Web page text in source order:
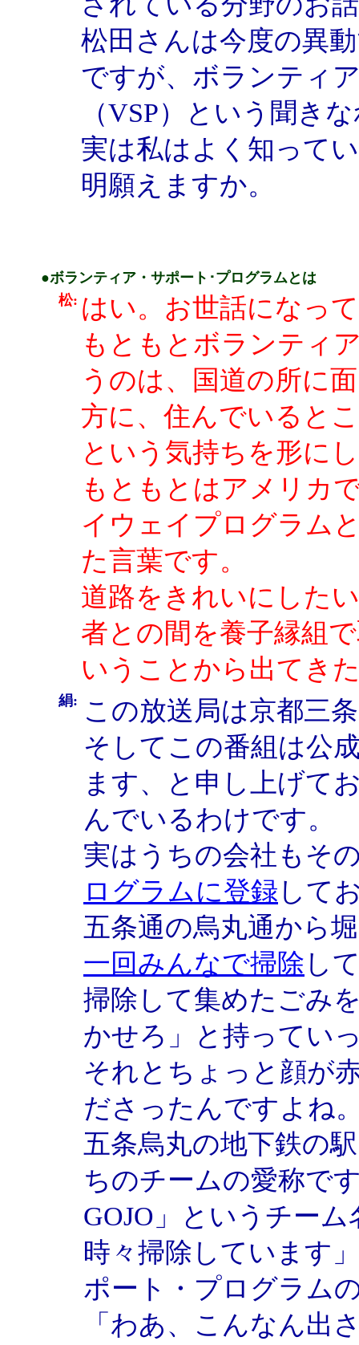
松田さんは今度の異
ですが、ボランティ
（VSP）という聞き
実は私はよく知って
明願えますか。
●ボランティア・サポート･プログラムとは
松: はい。お世話になっ
もともとボランティ
うのは、国道の所に
方に、住んでいると
という気持ちを形に
もともとはアメリカ
イウェイプログラム
た言葉です。
道路をきれいにした
者との間を養子縁組
いうことから出てき
絹: この放送局は京都三
そしてこの番組は公
ます、と申し上げて
んでいるわけです。
実はうちの会社もそ
ログラムに登録 して
五条通の烏丸通から
一回みんなで掃除 し
掃除して集めたごみ
かせろ」と持ってい
それとちょっと顔が
ださったんですよね
五条烏丸の地下鉄の
ちのチームの愛称で
GOJO」というチー
時々掃除しています
ポート・プログラム
「わあ、こんなん出